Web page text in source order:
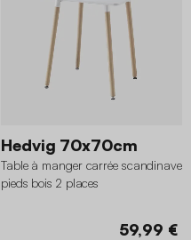
Hedvig 70x70cm
Table à manger carrée scandinave
pieds bois 2 places
59,99 €